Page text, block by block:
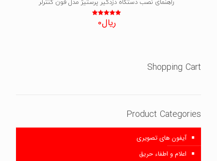
راهنمای نصب دستگاه دزدگیر پرستیژ مدل فون کنترلر
نمره
5.00
ریال0
Shopping Cart
Product Categories
آیفون های تصویری
اعلام و اطفاء حریق